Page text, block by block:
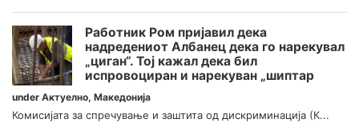
Работник Ром пријавил дека
надредениот Албанец дека го нарекувал
„циган“. Тој кажал дека бил
испровоциран и нарекуван „шиптар
under Актуелно, Македонија
Комисијата за спречување и заштита од дискриминација (К...